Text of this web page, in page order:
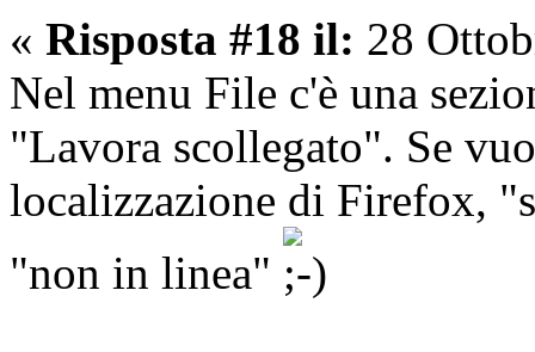
« Risposta #18 il: 28
Nel menu File c'è una
"Lavora scollegato". Se
localizzazione di Firefox,
"non in linea"